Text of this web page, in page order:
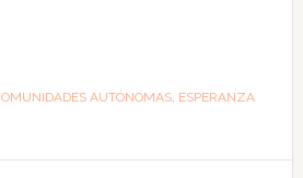
AUTÓNOMAS, ESPERANZA